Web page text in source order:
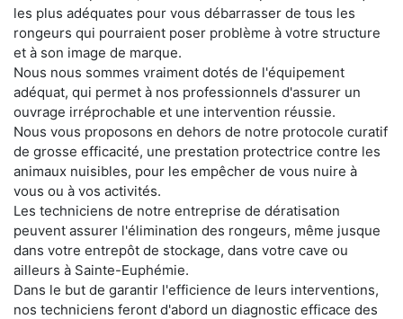
les plus adéquates pour vous débarrasser de tous les
rongeurs qui pourraient poser problème à votre structure
et à son image de marque.
Nous nous sommes vraiment dotés de l'équipement
adéquat, qui permet à nos professionnels d'assurer un
ouvrage irréprochable et une intervention réussie.
Nous vous proposons en dehors de notre protocole curatif
de grosse efficacité, une prestation protectrice contre les
animaux nuisibles, pour les empêcher de vous nuire à
vous ou à vos activités.
Les techniciens de notre entreprise de dératisation
peuvent assurer l'élimination des rongeurs, même jusque
dans votre entrepôt de stockage, dans votre cave ou
ailleurs à Sainte-Euphémie.
Dans le but de garantir l'efficience de leurs interventions,
nos techniciens feront d'abord un diagnostic efficace des